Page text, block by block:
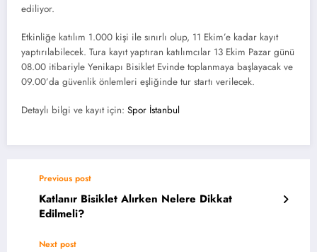
ediliyor.
Etkinliğe katılım 1.000 kişi ile sınırlı olup, 11 Ekim’e kadar kayıt
yaptırılabilecek. Tura kayıt yaptıran katılımcılar 13 Ekim Pazar günü
08.00 itibariyle Yenikapı Bisiklet Evinde toplanmaya başlayacak ve
09.00’da güvenlik önlemleri eşliğinde tur startı verilecek.
Detaylı bilgi ve kayıt için: Spor İstanbul
Previous post
Katlanır Bisiklet Alırken Nelere Dikkat
Edilmeli?
Next post